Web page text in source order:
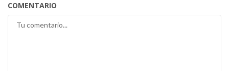
COMENTARIO